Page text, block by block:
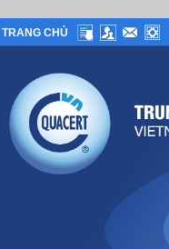
TRANG CHỦ